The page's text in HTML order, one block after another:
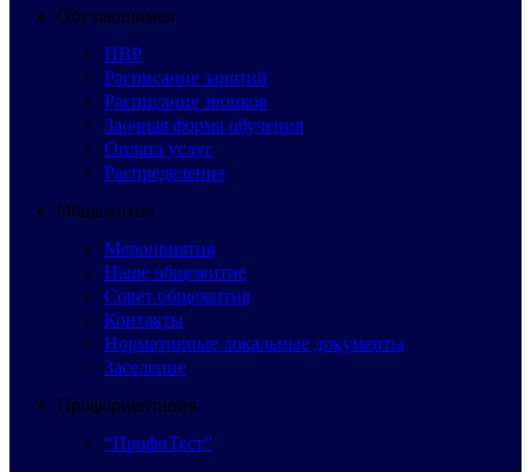
Обучающимся
ПВР
Расписание занятий
Расписание звонков
Заочная форма обучения
Оплата услуг
Распределение
Общежитие
Мероприятия
Наше общежитие
Совет общежития
Контакты
Нормативные локальные документы
Заселение
Профориентация
“ПрофиТест”